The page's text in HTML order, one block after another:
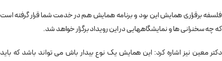
فلسفه برقراری همایش این بود و برنامه همایش هم در خدمت شما قرار گرفته است
که چه سخنرانی ها و نمایشگاههایی در این رویداد برگزار خواهد شد.
دکتر معین نیز اشاره کرد: این همایش یک نوع بیدار باش می تواند باشد که باید